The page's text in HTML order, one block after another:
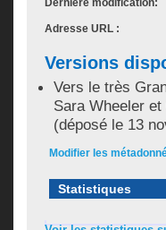
Dernière modification:
Adresse URL :
Versions
Vers le très
Sara Wheeler
(déposé le 13
Modifier les
Statistiques